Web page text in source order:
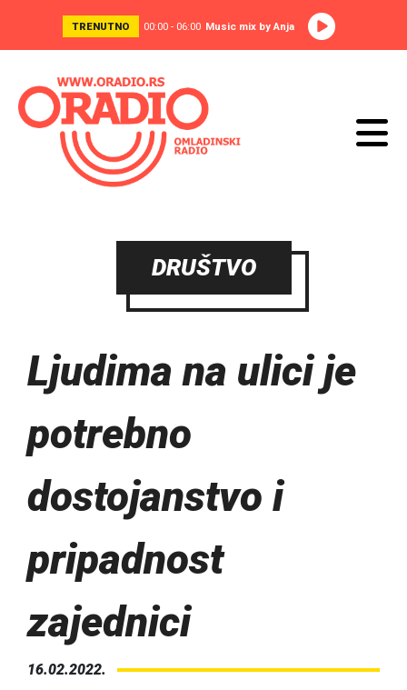
TRENUTNO 00:00 - 06:00 Music mix by Anja
DRUŠTVO
Ljudima na ulici je
potrebno
dostojanstvo i
pripadnost
zajednici
16.02.2022.